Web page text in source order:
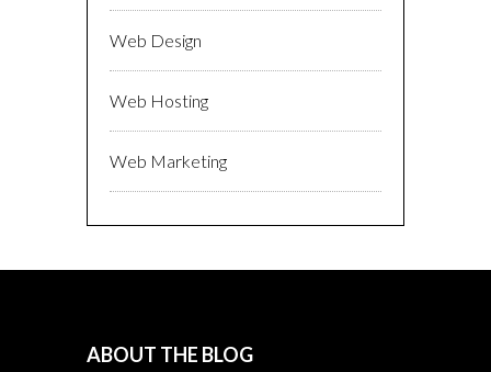
Web Design
Web Hosting
Web Marketing
ABOUT THE BLOG